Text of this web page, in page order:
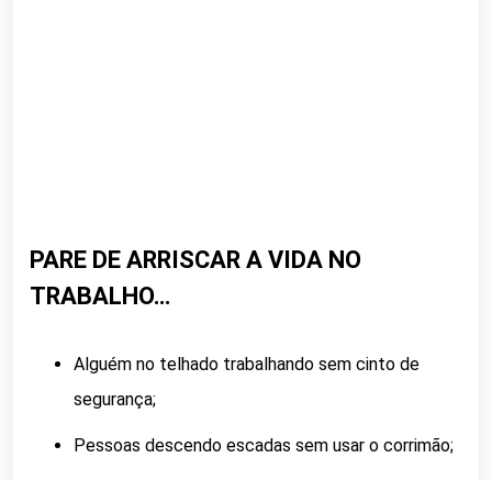
PARE DE ARRISCAR A VIDA NO
TRABALHO…
Alguém no telhado trabalhando sem cinto de
segurança;
Pessoas descendo escadas sem usar o corrimão;